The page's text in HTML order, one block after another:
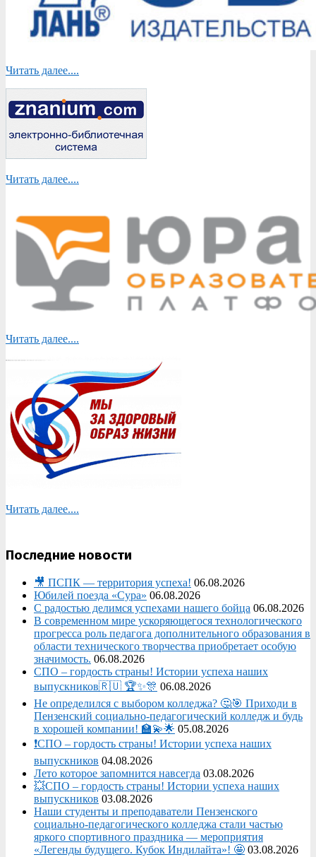
Читать далее....
Читать далее....
Читать далее....
Читать далее....
Последние новости
🎥 ПСПК — территория успеха! 06.08.2026
Юбилей поезда «Сура» 06.08.2026
С радостью делимся успехами нашего бойца 06.08.2026
В современном мире ускоряющегося технологического
прогресса роль педагога дополнительного образования в
области технического творчества приобретает особую
значимость. 06.08.2026
СПО – гордость страны! Истории успеха наших
выпускников🇷🇺 🏆✨🎊 06.08.2026
Не определился с выбором колледжа? 🤔🎯 Приходи в
Пензенский социально-педагогический колледж и будь
в хорошей компании! 🏫💫🌟 05.08.2026
❗СПО – гордость страны! Истории успеха наших
выпускников 04.08.2026
Лето которое запомнится навсегда 03.08.2026
💥СПО – гордость страны! Истории успеха наших
выпускников 03.08.2026
Наши студенты и преподаватели Пензенского
социально‑педагогического колледжа стали частью
яркого спортивного праздника — мероприятия
«Легенды будущего. Кубок Индилайта»! 🤩 03.08.2026